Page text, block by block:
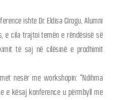
ishte Dr. Eldisa Cirogu, Alumni
e cila trajtoi temën e rëndësisë së
të saj në cilësinë e prodhimit
nesër me workshopin: “Ndihma
e kësaj konference u përmbyll me